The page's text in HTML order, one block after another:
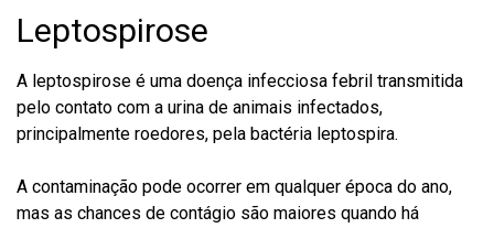
para
busca
Leptospirose
A leptospirose é uma doença infecciosa febril transmitida
pelo contato com a urina de animais infectados,
principalmente roedores, pela bactéria leptospira.
A contaminação pode ocorrer em qualquer época do ano,
mas as chances de contágio são maiores quando há